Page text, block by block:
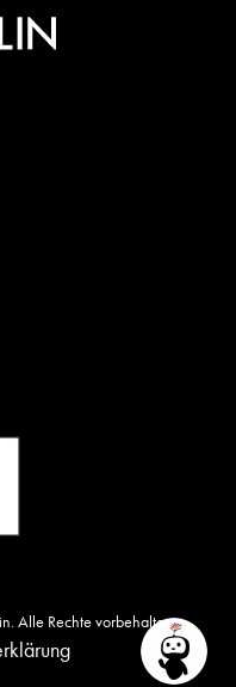
Alle Rechte vorbehalten.